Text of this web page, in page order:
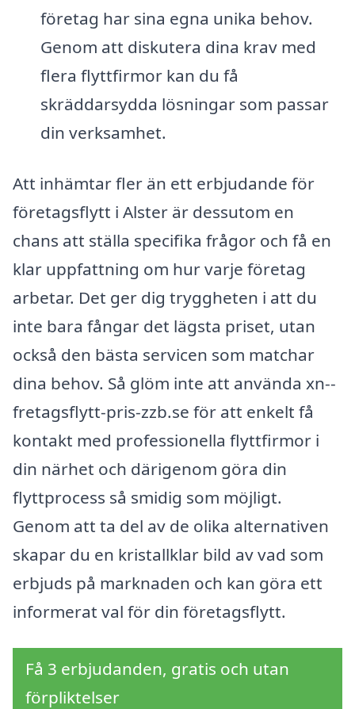
företag har sina egna unika behov.
Genom att diskutera dina krav med
flera flyttfirmor kan du få
skräddarsydda lösningar som passar
din verksamhet.
Att inhämtar fler än ett erbjudande för
företagsflytt i Alster är dessutom en
chans att ställa specifika frågor och få en
klar uppfattning om hur varje företag
arbetar. Det ger dig tryggheten i att du
inte bara fångar det lägsta priset, utan
också den bästa servicen som matchar
dina behov. Så glöm inte att använda xn--
fretagsflytt-pris-zzb.se för att enkelt få
kontakt med professionella flyttfirmor i
din närhet och därigenom göra din
flyttprocess så smidig som möjligt.
Genom att ta del av de olika alternativen
skapar du en kristallklar bild av vad som
erbjuds på marknaden och kan göra ett
informerat val för din företagsflytt.
Få 3 erbjudanden, gratis och utan
förpliktelser